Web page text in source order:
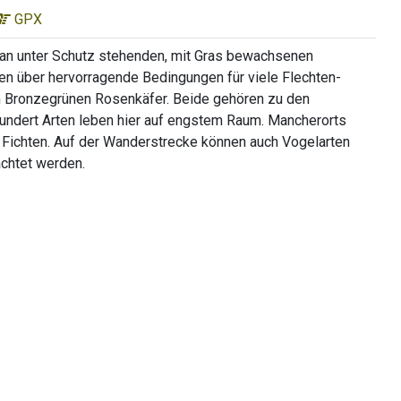
GPX
unter Schutz stehenden, mit Gras bewachsenen
über hervorragende Bedingungen für viele Flechten-
Rosenkäfer. Beide gehören zu den
Arten leben hier auf engstem Raum. Mancherorts
Auf der Wanderstrecke können auch Vogelarten
werden.